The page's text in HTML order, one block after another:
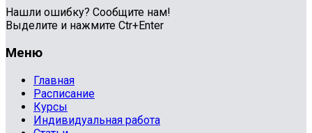
Нашли ошибку? Сообщите нам!
Выделите и нажмите Ctr+Enter
Меню
Главная
Расписание
Курсы
Индивидуальная работа